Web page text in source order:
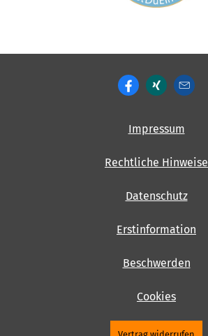
Impressum
Rechtliche Hinweise
Datenschutz
Erstinformation
Beschwerden
Cookies